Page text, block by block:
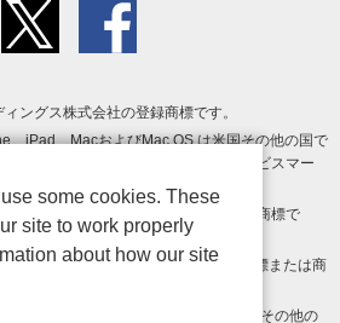
ングス株式会社の登録商標です。
、iPad、MacおよびMac OS は米国その他の国で
です。App Store は Apple Inc. のサービスマー
び Google Play ロゴ は Google LLC の商標で
米国およびその他の国における登録商標または商
PDF は、Adobe Inc.の米国およびその他の
some cookies. These
site to work properly
about how our site